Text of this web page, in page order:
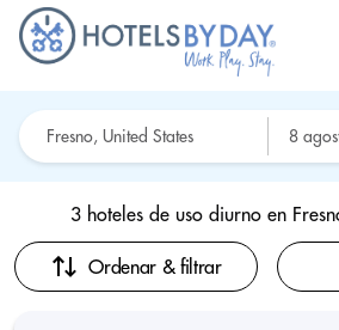
3 hoteles de uso diurno en
Ordenar & filtrar